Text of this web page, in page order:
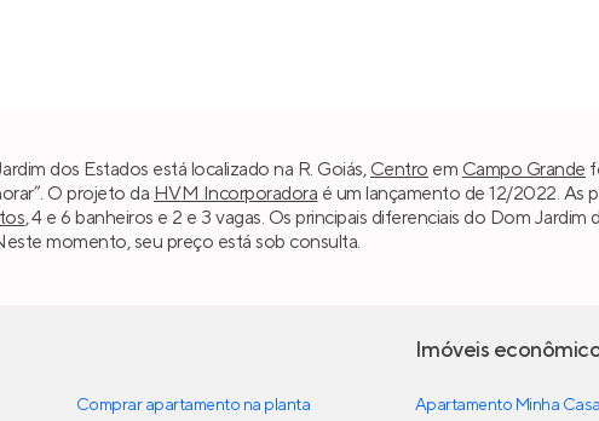
dos Estados está localizado na R. Goiás, Centro em Campo Grande
O projeto da HVM Incorporadora é um lançamento de 12/2022. As
, 4 e 6 banheiros e 2 e 3 vagas. Os principais diferenciais do Dom
momento, seu preço está sob consulta.
Comprar apartamento na planta
Imóveis
Apartamento Minha